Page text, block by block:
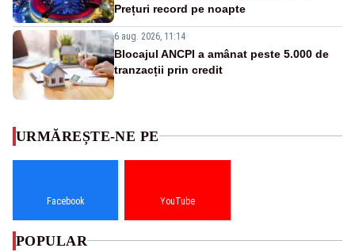
Prețuri record pe noapte
6 aug. 2026, 11:14
Blocajul ANCPI a amânat peste 5.000 de
tranzacții prin credit
URMĂREȘTE-NE PE
Facebook YouTube
POPULAR